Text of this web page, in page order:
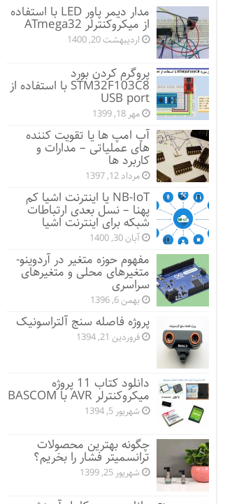
مدار دیمر پاور LED با استفاده
از میکروکنترلر ATmega32
اردیبهشت 20, 1400
پروگرم کردن بورد
STM32F103C8 با استفاده از
USB port
مهر 18, 1399
آپ امپ ها یا تقویت کننده
های عملیاتی – مدارات و
کاربرد ها
مرداد 12, 1397
NB-IoT یا اینترنت اشیا کم
پهنا – نسل بعدی ارتباطات
شبکه برای اینترنت اشیا
آبان 30, 1400
مفهوم حوزه متغیر در آردوینو-
متغیرهای محلی و متغیرهای
سراسری
بهمن 6, 1396
پروژه فاصله سنج آلتراسونیک
فروردین 21, 1394
دانلود کتاب 11 پروژه
میکروکنترلر AVR با BASCOM
شهریور 5, 1394
چگونه بهترین محصولات
ترانسمیتر فشار را بخریم؟
شهریور 25, 1399